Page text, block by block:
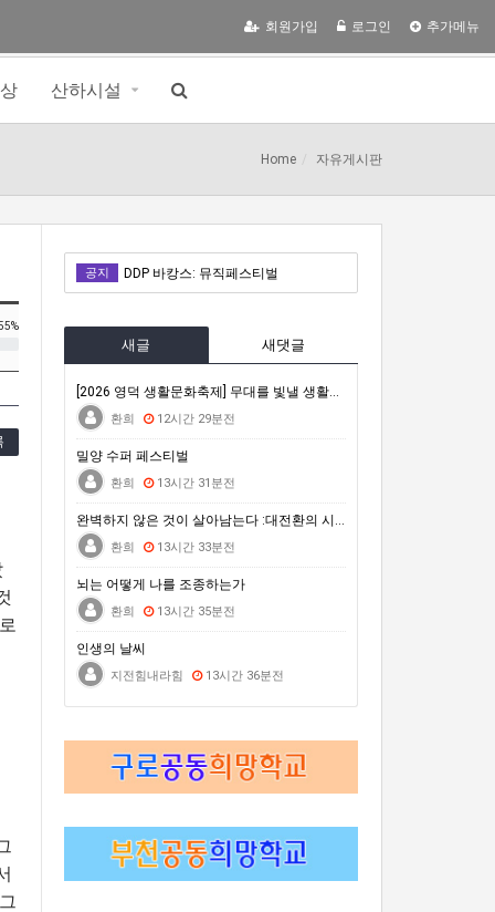
회원가입 로그인 추가메뉴
산하시설
Home 자유게시판
공지 DDP 바캉스: 뮤직페스티벌
2026 차세대전문예술활동지원 <내일의 예술가> 시민심사단 모집(모집 완료 시까지)
밀양 수퍼 페스티벌
DDP 바캉스: 뮤직페스티벌
거문도백도 은빛바다체험행사
새글 새댓글
[2026 영덕 생활문화축제] 무대를 빛낼 생활문화 공…
환희 12시간 29분전
밀양 수퍼 페스티벌
환희 13시간 31분전
완벽하지 않은 것이 살아남는다 :대전환의 시대를 건너는…
환희 13시간 33분전
뇌는 어떻게 나를 조종하는가
환희 13시간 35분전
인생의 날씨
지전힘내라힘 13시간 36분전